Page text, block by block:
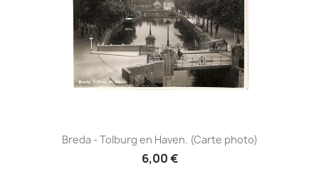
Breda - Tolburg en Haven. (Carte photo)
6,00 €